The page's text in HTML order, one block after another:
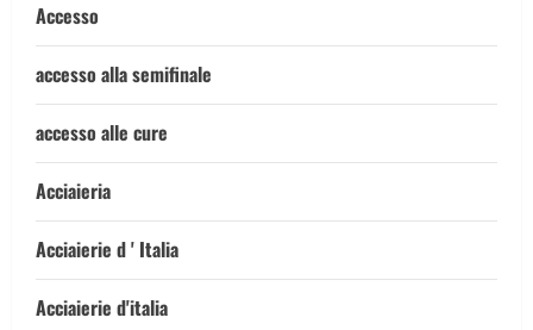
Accesso
accesso alla semifinale
accesso alle cure
Acciaieria
Acciaierie d ' Italia
Acciaierie d'italia